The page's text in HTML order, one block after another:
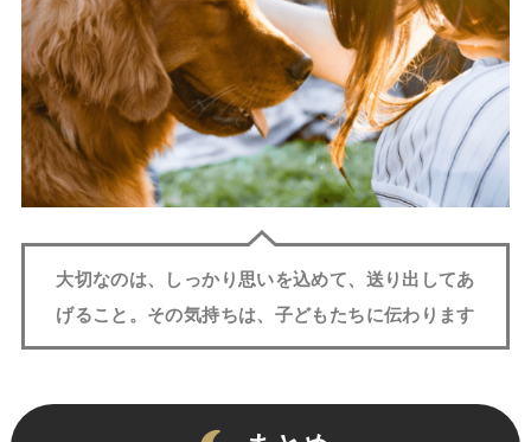
大切なのは、しっかり思いを込めて、送り出してあ
げること。その気持ちは、子どもたちに伝わります